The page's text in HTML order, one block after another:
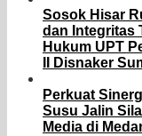
Sosok Hisar
dan Integritas
Hukum UPT
II Disnaker
Perkuat
Susu Jalin
Media di